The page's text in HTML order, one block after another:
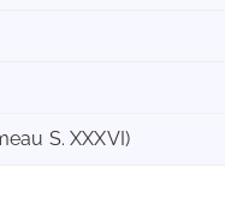
S. XXXVI)